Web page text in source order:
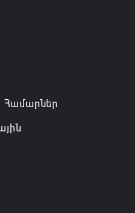
Համարներ